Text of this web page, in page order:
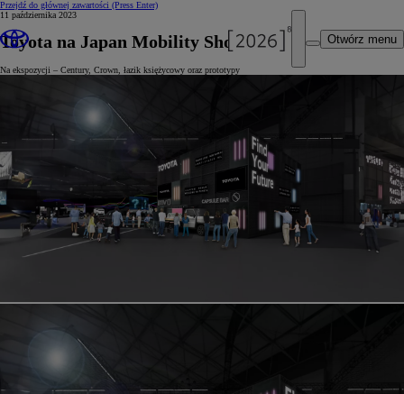
Przejdź do głównej zawartości (Press Enter)
Otwórz menu
11 października 2023
Toyota na Japan Mobility Show 2023
Na ekspozycji – Century, Crown, łazik księżycowy oraz prototypy